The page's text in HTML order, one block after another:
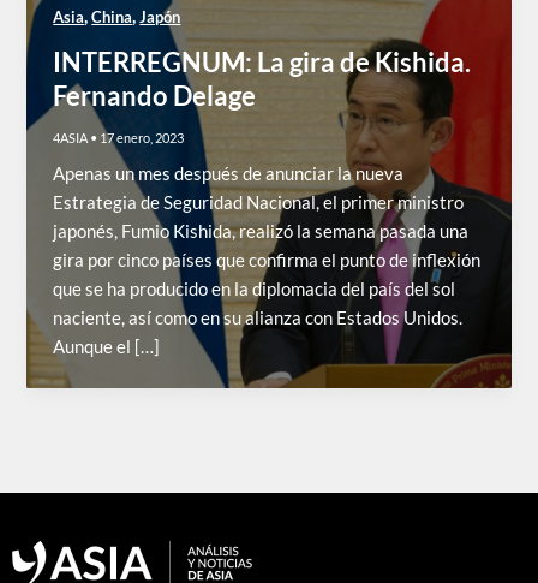
Asia,China,Japón
INTERREGNUM: La gira de Kishida.
Fernando Delage
4ASIA • 17 enero, 2023
Apenas un mes después de anunciar la nueva
Estrategia de Seguridad Nacional, el primer ministro
japonés, Fumio Kishida, realizó la semana pasada una
gira por cinco países que confirma el punto de inflexión
que se ha producido en la diplomacia del país del sol
naciente, así como en su alianza con Estados Unidos.
Aunque el […]